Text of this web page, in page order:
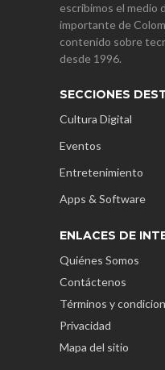
escribimos el medio
importante de
contenido sobre
desde 1996.
SECCIONES
Cultura Digital
Eventos
Entretenimiento
Apps & Software
ENLACES DE
Quiénes Somos
Contáctenos
Términos y
Privacidad
Mapa del sitio